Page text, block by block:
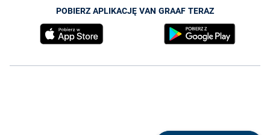
POBIERZ APLIKACJĘ VAN GRAAF TERAZ